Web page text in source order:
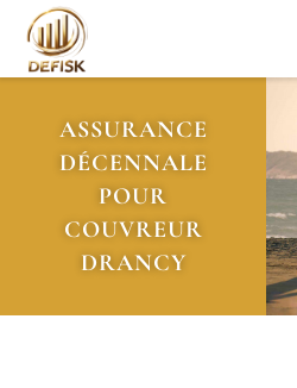
ASSURANCE
DÉCENNALE
POUR
COUVREUR
DRANCY